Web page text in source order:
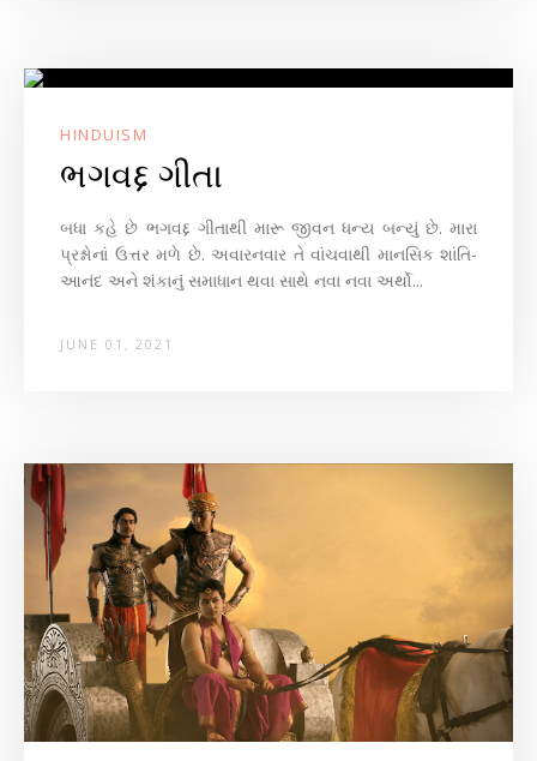
HINDUISM
ભગવદ્દ ગીતા
બધા કહે છે ભગવદ્દ ગીતાથી મારૂ જીવન ધન્ય બન્યું છે. મારા
પ્રશ્નોનાં ઉત્તર મળે છે. અવારનવાર તે વાંચવાથી માનસિક શાંતિ-
આનંદ અને શંકાનું સમાધાન થવા સાથે નવા નવા અર્થો...
JUNE 01, 2021